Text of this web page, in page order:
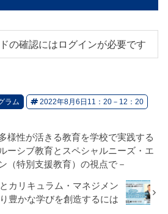
の確認にはログインが必要です
ラム 2022年8月6日11：20－12：20
様性が活きる教育を学校で実践する
ーシブ教育とスペシャルニーズ・エ
（特別支援教育）の視点で－
カリキュラム・マネジメン
り豊かな学びを創造するには